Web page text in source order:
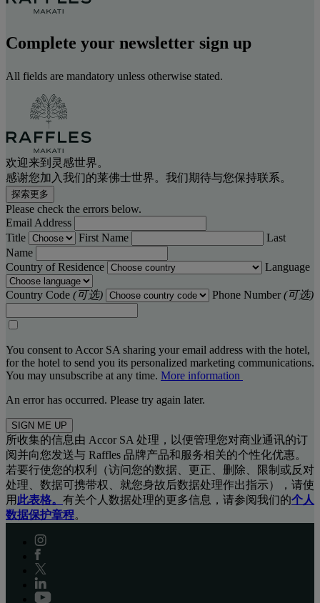
Complete your newsletter sign up
All fields are mandatory unless otherwise stated.
欢迎来到灵感世界。
感谢您加入我们的莱佛士世界。我们期待与您保持联系。
探索更多
Please check the errors below.
Email Address
Title
First Name
Last
Name
Country of Residence
Language
Country Code (可选) Phone Number (可选)
You consent to Accor SA sharing your email address with the hotel,
for the hotel to send you its personalized marketing communications.
You may unsubscribe at any time. More information
An error has occurred. Please try again later.
SIGN ME UP
所收集的信息由 Accor SA 处理，以便管理您对商业通讯的订
阅并向您发送与 Raffles 品牌产品和服务相关的个性化优惠。
若要行使您的权利（访问您的数据、更正、删除、限制或反对
处理、数据可携带权、就您身故后数据处理作出指示），请使
用 此表格。 有关个人数据处理的更多信息，请参阅我们的个人
数据保护章程。